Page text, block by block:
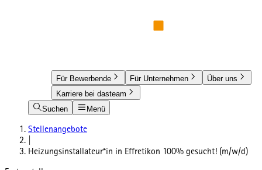
Für Bewerbende Für Unternehmen
Über uns
Karriere bei dasteam
Suchen
Menü
Stellenangebote
Heizungsinstallateur*in in Effretikon 100% gesucht! (m/w/d)